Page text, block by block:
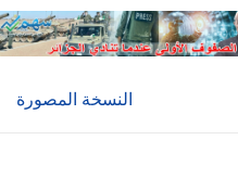
النسخة المصورة